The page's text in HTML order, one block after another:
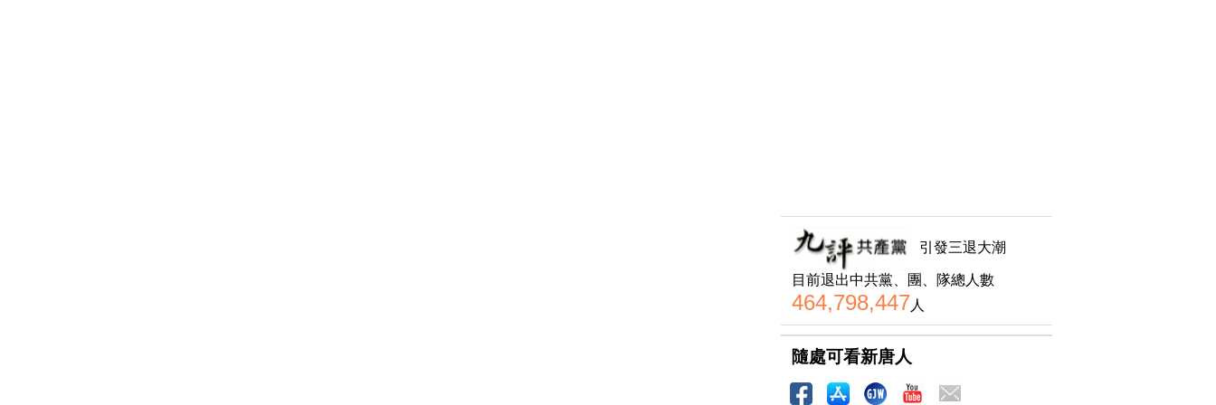
引發三退大潮
目前退出中共黨、團、隊總人數
464,798,447人
隨處可看新唐人